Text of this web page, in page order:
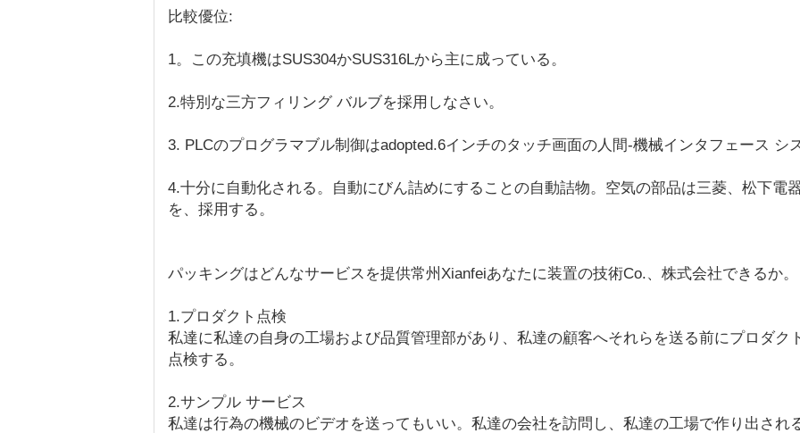
比較優位:
1。この充填機はSUS304かSUS316Lから主に成っている。
2.特別な三方フィリング バルブを採用しなさい。
3. PLCのプログラマブル制御はadopted.6インチのタッチ画面の人間-機械インタフェース シ
4.十分に自動化される。自動にびん詰めにすることの自動詰物。空気の部品は三菱、松下電
を、採用する。
パッキングはどんなサービスを提供常州Xianfeiあなたに装置の技術Co.、株式会社できるか。
1.プロダクト点検
私達に私達の自身の工場および品質管理部があり、私達の顧客へそれらを送る前にプロダク
点検する。
2.サンプル サービス
私達は行為の機械のビデオを送ってもいい。私達の会社を訪問し、私達の工場で作り出され